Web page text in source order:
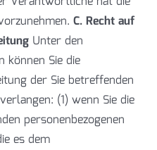
C. Recht auf
Unter den
können Sie die
der Sie betreffenden
(1) wenn Sie die
personenbezogenen
es dem